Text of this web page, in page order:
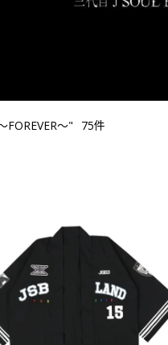
FOREVER～" 75件